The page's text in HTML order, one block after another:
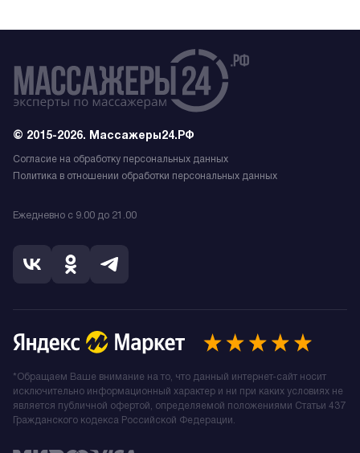
© 2015-2026. Массажеры24.РФ
Согласие на обработку персональных данных
Политика в отношении обработки персональных данных
Ежедневно с 9.00 до 21.00
*Обращаем Ваше внимание на то, что данный интернет-сайт носит
исключительно информационный характер и ни при каких условиях не
является публичной офертой, определяемой положениями Статьи 437
Гражданского кодекса Российской Федерации.